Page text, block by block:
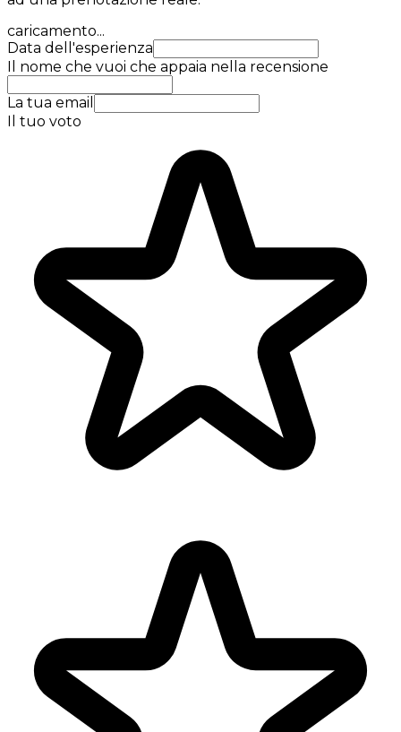
caricamento...
Data dell'esperienza
Il nome che vuoi che appaia nella recensione
La tua email
Il tuo voto